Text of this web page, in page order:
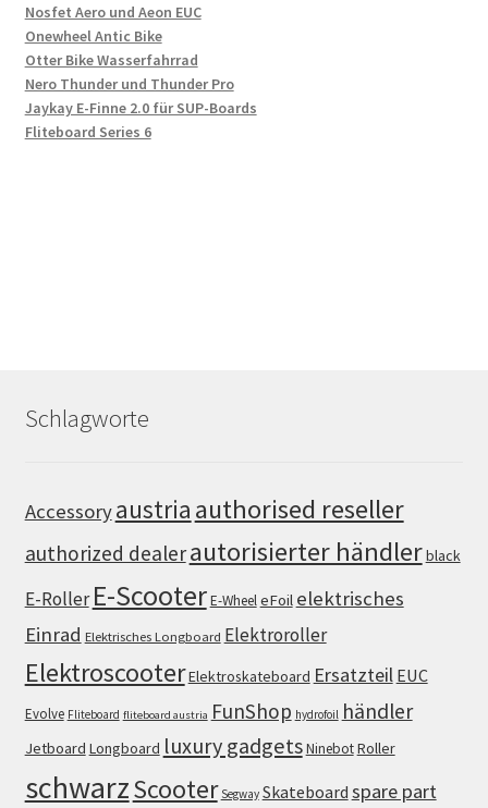
Nosfet Aero und Aeon EUC
Onewheel Antic Bike
Otter Bike Wasserfahrrad
Nero Thunder und Thunder Pro
Jaykay E-Finne 2.0 für SUP-Boards
Fliteboard Series 6
Schlagworte
Accessoryaustria authorised reseller
authorized dealerautorisierter händlerblack
E-Roller E-ScooterE-WheeleFoil elektrisches
Einrad Elektrisches Longboard Elektroroller
ElektroscooterElektroskateboard Ersatzteil EUC
Evolve Fliteboard fliteboard austria FunShop hydrofoil händler
Jetboard Longboard luxury gadgetsNinebotRoller
schwarzScooter Segway Skateboard spare part